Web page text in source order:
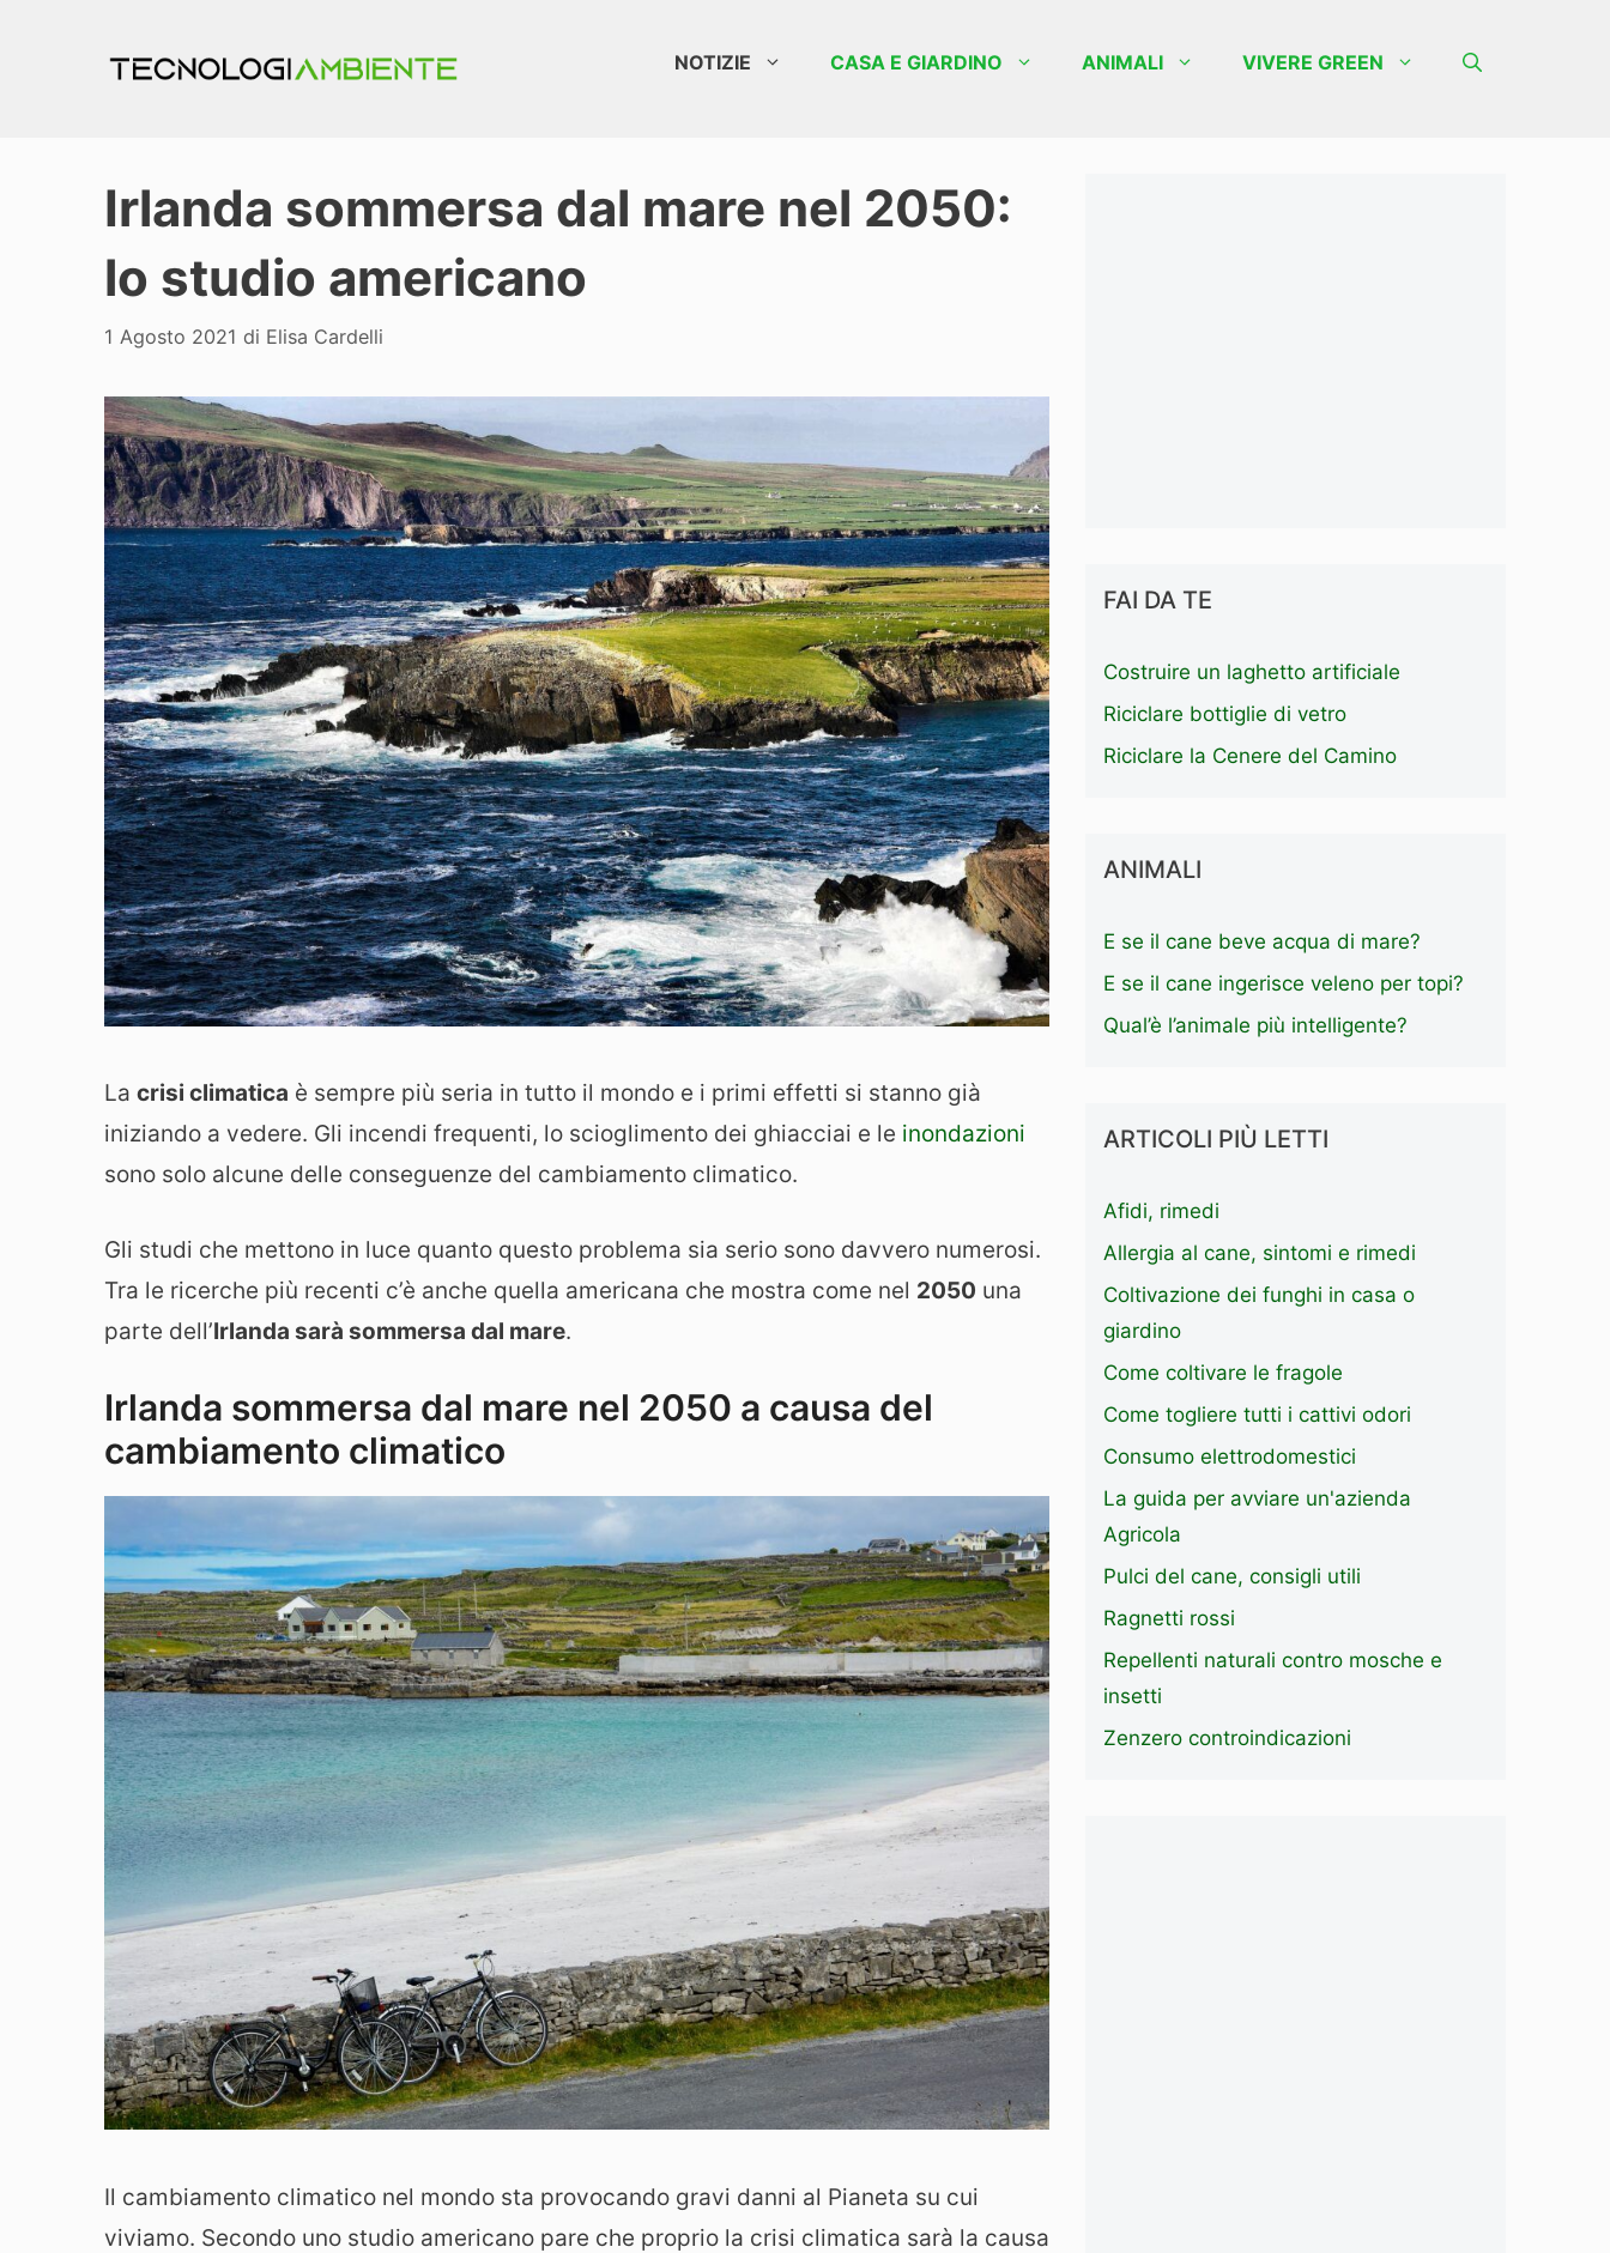
NOTIZIE CASA E GIARDINO ANIMALI VIVERE GREEN
Irlanda sommersa dal mare nel 2050:
lo studio americano
1 Agosto 2021 di Elisa Cardelli
La crisi climatica è sempre più seria in tutto il mondo e i primi effetti si stanno già
iniziando a vedere. Gli incendi frequenti, lo scioglimento dei ghiacciai e le inondazioni
sono solo alcune delle conseguenze del cambiamento climatico.
Gli studi che mettono in luce quanto questo problema sia serio sono davvero numerosi.
Tra le ricerche più recenti c’è anche quella americana che mostra come nel 2050 una
parte dell’Irlanda sarà sommersa dal mare.
Irlanda sommersa dal mare nel 2050 a causa del
cambiamento climatico
Il cambiamento climatico nel mondo sta provocando gravi danni al Pianeta su cui
viviamo. Secondo uno studio americano pare che proprio la crisi climatica sarà la causa
FAI DA TE
Costruire un laghetto artificiale
Riciclare bottiglie di vetro
Riciclare la Cenere del Camino
ANIMALI
E se il cane beve acqua di mare?
E se il cane ingerisce veleno per topi?
Qual’è l’animale più intelligente?
ARTICOLI PIÙ LETTI
Afidi, rimedi
Allergia al cane, sintomi e rimedi
Coltivazione dei funghi in casa o
giardino
Come coltivare le fragole
Come togliere tutti i cattivi odori
Consumo elettrodomestici
La guida per avviare un'azienda
Agricola
Pulci del cane, consigli utili
Ragnetti rossi
Repellenti naturali contro mosche e
insetti
Zenzero controindicazioni